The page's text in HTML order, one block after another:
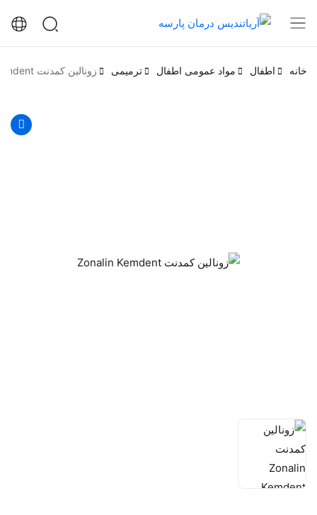
خانه اطفال مواد عمومی اطفال ترمیمی زونالین کمدنت Zonalin Kemdent